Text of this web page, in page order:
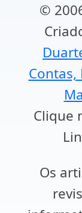
©
Contas,
Clique
Os